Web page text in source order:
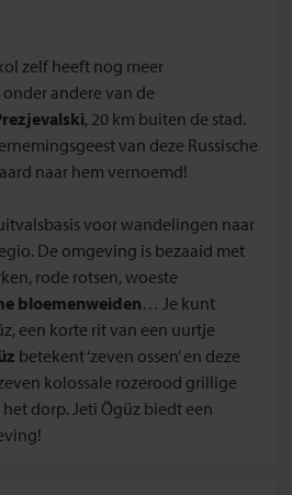
zelf heeft nog meer
andere van de
, 20 km buiten de stad.
van deze Russische
naar hem vernoemd!
uitvalsbasis voor wandelingen naar
De omgeving is bezaaid met
rode rotsen, woeste
bloemenweiden… Je kunt
een korte rit van een uurtje
betekent ‘zeven ossen’ en deze
kolossale rozerood grillige
dorp. Jeti Ögüz biedt een